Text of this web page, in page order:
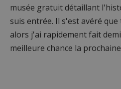
musée gratuit détaillant
suis entrée. Il s'est avéré
alors j'ai rapidement fait
meilleure chance la